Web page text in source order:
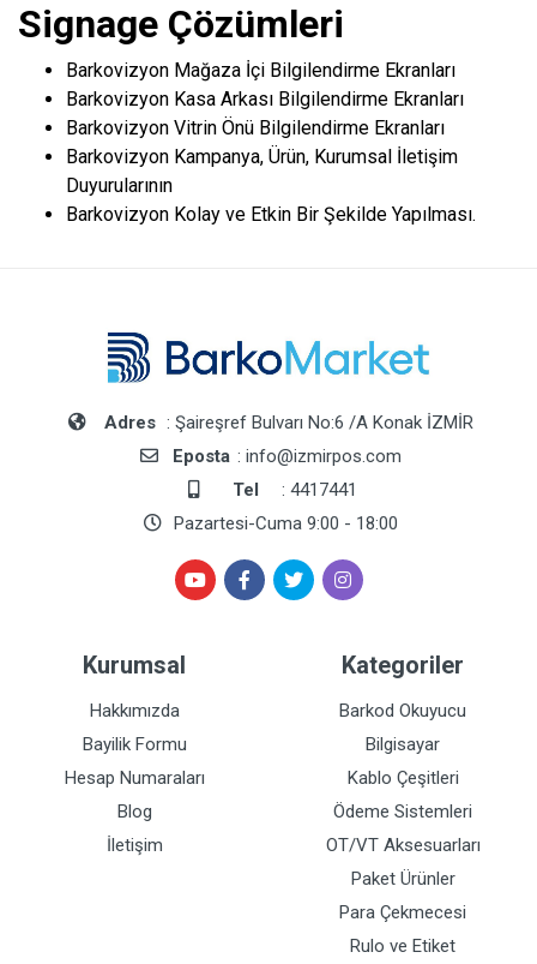
Signage Çözümleri
Barkovizyon Mağaza İçi Bilgilendirme Ekranları
Barkovizyon Kasa Arkası Bilgilendirme Ekranları
Barkovizyon Vitrin Önü Bilgilendirme Ekranları
Barkovizyon Kampanya, Ürün, Kurumsal İletişim
Duyurularının
Barkovizyon Kolay ve Etkin Bir Şekilde Yapılması.
Adres : Şaireşref Bulvarı No:6 /A Konak İZMİR
Eposta : info@izmirpos.com
Tel
: 4417441
Pazartesi-Cuma 9:00 - 18:00
Kurumsal
Hakkımızda
Bayilik Formu
Hesap Numaraları
Blog
İletişim
Kategoriler
Barkod Okuyucu
Bilgisayar
Kablo Çeşitleri
Ödeme Sistemleri
OT/VT Aksesuarları
Paket Ürünler
Para Çekmecesi
Rulo ve Etiket